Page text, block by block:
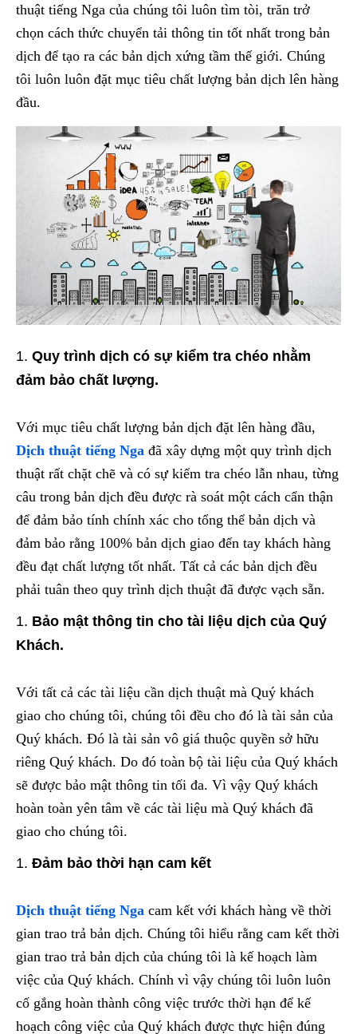
thuật tiếng Nga của chúng tôi luôn tìm tòi, trăn trở
chọn cách thức chuyển tải thông tin tốt nhất trong bản
dịch để tạo ra các bản dịch xứng tầm thế giới. Chúng
tôi luôn luôn đặt mục tiêu chất lượng bản dịch lên hàng
đầu.
Quy trình dịch có sự kiểm tra chéo nhằm
đảm bảo chất lượng.
Với mục tiêu chất lượng bản dịch đặt lên hàng đầu,
Dịch thuật tiếng Nga đã xây dựng một quy trình dịch
thuật rất chặt chẽ và có sự kiểm tra chéo lẫn nhau, từng
câu trong bản dịch đều được rà soát một cách cẩn thận
để đảm bảo tính chính xác cho tổng thể bản dịch và
đảm bảo rằng 100% bản dịch giao đến tay khách hàng
đều đạt chất lượng tốt nhất. Tất cả các bản dịch đều
phải tuân theo quy trình dịch thuật đã được vạch sẵn.
Bảo mật thông tin cho tài liệu dịch của Quý
Khách.
Với tất cả các tài liệu cần dịch thuật mà Quý khách
giao cho chúng tôi, chúng tôi đều cho đó là tài sản của
Quý khách. Đó là tài sản vô giá thuộc quyền sở hữu
riêng Quý khách. Do đó toàn bộ tài liệu của Quý khách
sẽ được bảo mật thông tin tối đa. Vì vậy Quý khách
hoàn toàn yên tâm về các tài liệu mà Quý khách đã
giao cho chúng tôi.
Đảm bảo thời hạn cam kết
Dịch thuật tiếng Nga cam kết với khách hàng về thời
gian trao trả bản dịch. Chúng tôi hiểu rằng cam kết thời
gian trao trả bản dịch của chúng tôi là kế hoạch làm
việc của Quý khách. Chính vì vậy chúng tôi luôn luôn
cố gắng hoàn thành công việc trước thời hạn để kế
hoạch công việc của Quý khách được thực hiện đúng